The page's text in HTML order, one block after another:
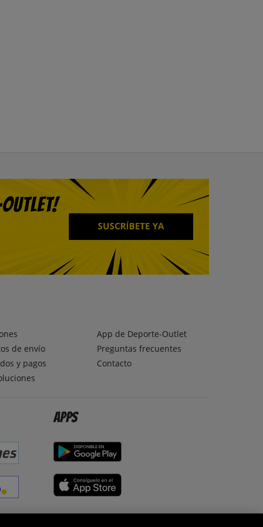
de envío
y pagos
App de Deporte-Outlet
Preguntas frecuentes
Contacto
Apps